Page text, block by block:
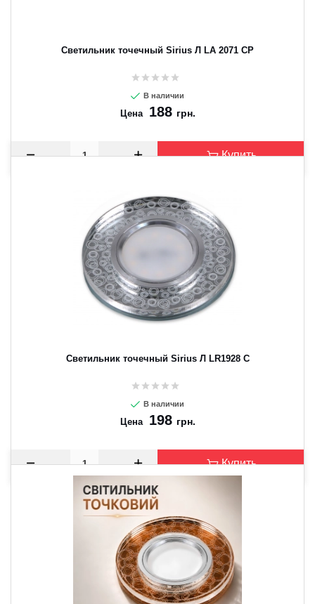
Светильник точечный Sirius Л LA 2071 CP
В наличии
Цена 188 грн.
Купить
Светильник точечный Sirius Л LR1928 C
В наличии
Цена 198 грн.
Купить